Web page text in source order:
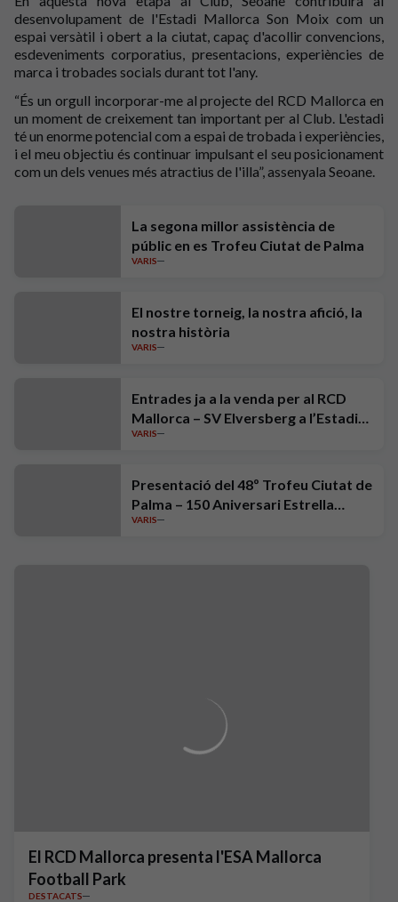
desenvolupament de l'Estadi Mallorca Son Moix com un
espai versàtil i obert a la ciutat, capaç d'acollir convencions,
esdeveniments corporatius, presentacions, experiències de
marca i trobades socials durant tot l'any.
“És un orgull incorporar-me al projecte del RCD Mallorca en
un moment de creixement tan important per al Club. L'estadi
té un enorme potencial com a espai de trobada i experiències,
i el meu objectiu és continuar impulsant el seu posicionament
com un dels venues més atractius de l'illa”, assenyala Seoane.
La segona millor assistència de
públic en es Trofeu Ciutat de Palma
VARIS
El nostre torneig, la nostra afició, la
nostra història
VARIS
Entrades ja a la venda per al RCD
Mallorca – SV Elversberg a l’Estadi
Mallorca Son Moix
VARIS
Presentació del 48º Trofeu Ciutat de
Palma – 150 Aniversari Estrella
Damm
VARIS
El RCD Mallorca presenta l'ESA Mallorca
Football Park
DESTACATS